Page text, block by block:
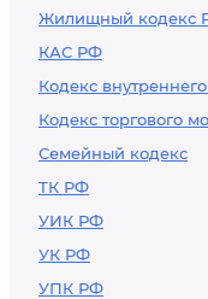
Жилищный кодекс
КАС РФ
Кодекс
Кодекс торгового
Семейный кодекс
ТК РФ
УИК РФ
УК РФ
УПК РФ